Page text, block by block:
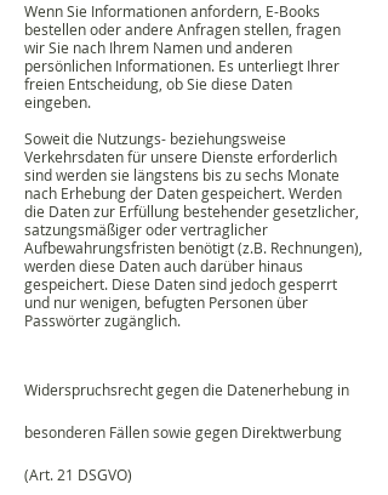
Wenn Sie Informationen anfordern, E-Books
bestellen oder andere Anfragen stellen, fragen
wir Sie nach Ihrem Namen und anderen
persönlichen Informationen. Es unterliegt Ihrer
freien Entscheidung, ob Sie diese Daten
eingeben.
Soweit die Nutzungs- beziehungsweise
Verkehrsdaten für unsere Dienste erforderlich
sind werden sie längstens bis zu sechs Monate
nach Erhebung der Daten gespeichert. Werden
die Daten zur Erfüllung bestehender gesetzlicher,
satzungsmäßiger oder vertraglicher
Aufbewahrungsfristen benötigt (z.B. Rechnungen),
werden diese Daten auch darüber hinaus
gespeichert. Diese Daten sind jedoch gesperrt
und nur wenigen, befugten Personen über
Passwörter zugänglich.
Widerspruchsrecht gegen die Datenerhebung in
besonderen Fällen sowie gegen Direktwerbung
(Art. 21 DSGVO)